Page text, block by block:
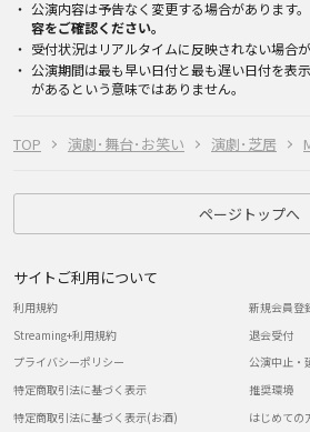
TOP 演劇･舞台･お笑い 演劇･芝居
公演内容は予告なく変更する場合があります
容をご確認ください。
受付状況はリアルタイムに反映されない場合が
公演期間は最も早い日付と最も遅い日付を表
があるという意味ではありません。
ページトップへ
サイトご利用について
利用規約
Streaming+利用規約
プライバシーポリシー
特定商取引法に基づく表示
特定商取引法に基づく表示(お酒)
新規会員登
退会受付
公演中止・
推奨環境
はじめての